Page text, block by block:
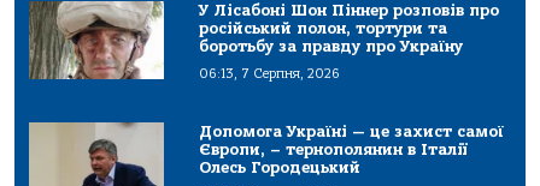
У Лісабоні Шон Піннер розповів про
російський полон, тортури та
боротьбу за правду про Україну
06:13, 7 Серпня, 2026
Допомога Україні — це захист самої
Європи, – тернополянин в Італії
Олесь Городецький